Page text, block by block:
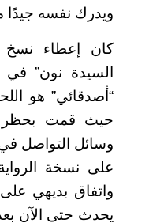
ويدرك نفسه جيدًا
كان إعطاء
السيدة نون” في
“أصدقائي” هو
حيث قمت بحظر
وسائل التواصل
على نسخة
واتفاق بديهي
يحدث حتى الآن